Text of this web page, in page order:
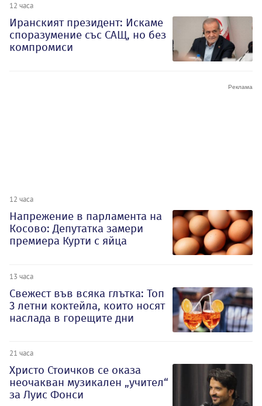
12 часа
Иранският президент: Искаме
споразумение със САЩ, но без
компромиси
12 часа
Напрежение в парламента на
Косово: Депутатка замери
премиера Курти с яйца
13 часа
Свежест във всяка глътка: Топ
3 летни коктейла, които носят
наслада в горещите дни
21 часа
Христо Стоичков се оказа
неочакван музикален „учител“
за Луис Фонси